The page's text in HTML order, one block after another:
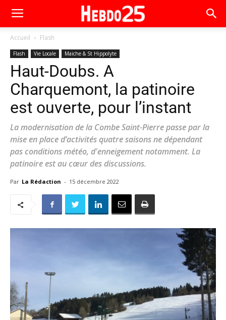
Accueil Flash
Flash Vie Locale Maiche & St Hippolyte
Haut-Doubs. A
Charquemont, la patinoire
est ouverte, pour l’instant
La modernisation de la Combe Saint-Pierre passe par la
mise en place d’activités quatre saisons ne dépendant
pas conditions météo, d'enneigement notamment. La
patinoire est au cœur des discussions.
Par La Rédaction - 15 décembre 2022